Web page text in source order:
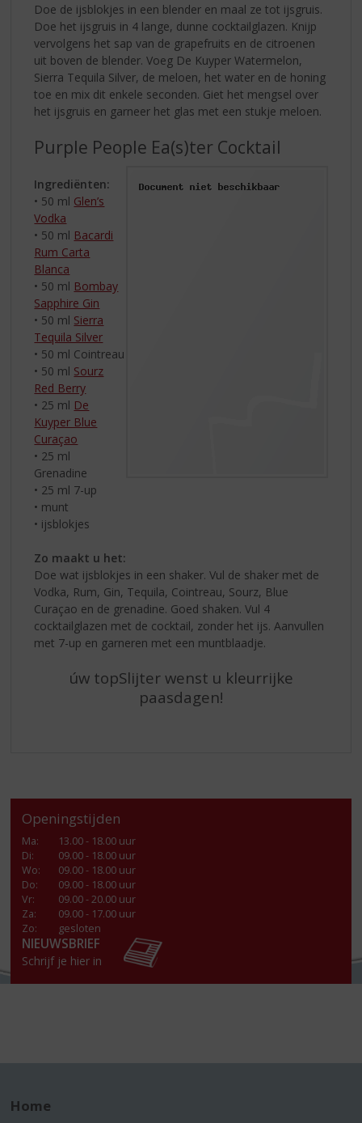
Doe de ijsblokjes in een blender en maal ze tot ijsgruis.
Doe het ijsgruis in 4 lange, dunne cocktailglazen. Knijp
vervolgens het sap van de grapefruits en de citroenen
uit boven de blender. Voeg De Kuyper Watermelon,
Sierra Tequila Silver, de meloen, het water en de honing
toe en mix dit enkele seconden. Giet het mengsel over
het ijsgruis en garneer het glas met een stukje meloen.
Purple People Ea(s)ter Cocktail
Ingrediënten:
• 50 ml Glen’s
Vodka
• 50 ml Bacardi
Rum Carta
Blanca
• 50 ml Bombay
Sapphire Gin
• 50 ml Sierra
Tequila Silver
• 50 ml Cointreau
• 50 ml Sourz
Red Berry
• 25 ml De
Kuyper Blue
Curaçao
• 25 ml
Grenadine
• 25 ml 7-up
• munt
• ijsblokjes
Zo maakt u het:
Doe wat ijsblokjes in een shaker. Vul de shaker met de
Vodka, Rum, Gin, Tequila, Cointreau, Sourz, Blue
Curaçao en de grenadine. Goed shaken. Vul 4
cocktailglazen met de cocktail, zonder het ijs. Aanvullen
met 7-up en garneren met een muntblaadje.
úw topSlijter wenst u kleurrijke
paasdagen!
Openingstijden
Ma:
13.00 - 18.00 uur
Di:
09.00 - 18.00 uur
Wo:
09.00 - 18.00 uur
Do:
09.00 - 18.00 uur
Vr:
09.00 - 20.00 uur
Za:
09.00 - 17.00 uur
Zo:
gesloten
NIEUWSBRIEF
Schrijf je hier in
Home